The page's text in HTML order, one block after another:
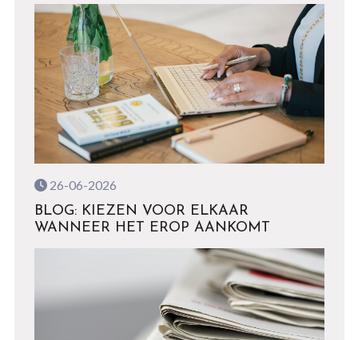
26-06-2026
BLOG: KIEZEN VOOR ELKAAR
WANNEER HET EROP AANKOMT